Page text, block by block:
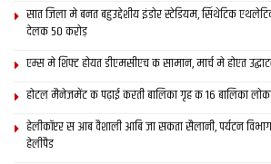
समाचार
प्राथमिक शि‍क्षा मे मैथि‍ली भाषाकेँ
ट्रेंड : भारत संगे नेपालक मैथिल
JANUARY 5, 2021
सात जिला मे बनत बहुउद्देशीय
सात जिला मे बनत बहुउद्देशीय इंडोर स्‍टेडि‍यम, सिंथेटिक
देलक 50 करोड़
एम्स मे शिफ्ट होयत डीएमसीएच क सामान, मार्च मे होएत
होटल मैनेजमेंट क पढ़ाई करती बालिका गृह क 16 बालिका
हेलीकॉप्टर स आब वैशाली आबि जा सकता सैलानी, पर्यटन
हेलीपैड